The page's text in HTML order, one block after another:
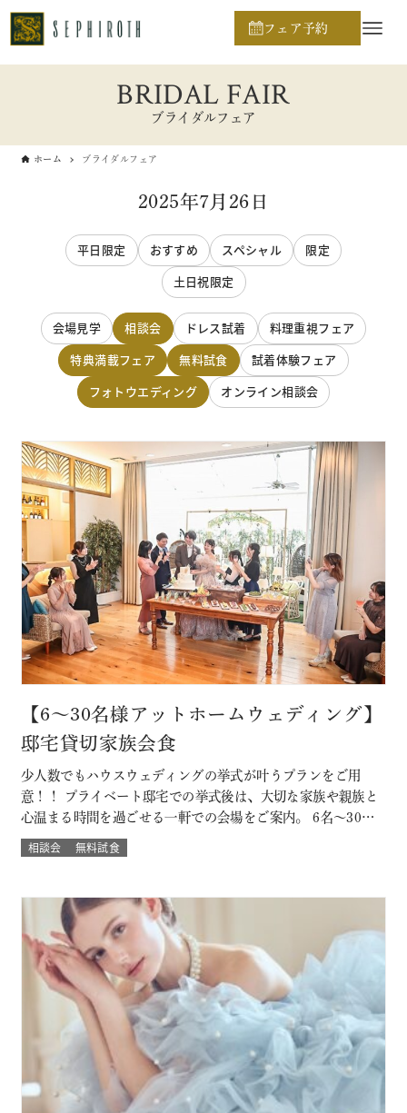
フェア予約
BRIDAL FAIR
ブライダルフェア
ホーム ブライダルフェア
2025年7月26日
平日限定 おすすめ スペシャル
限定
土日祝限定
会場見学 相談会 ドレス試着
料理重視フェア
特典満載フェア
無料試食
試着体験フェア
フォトウエディング
オンライン相談会
【6～30名様アットホームウェディング】
邸宅貸切家族会食
少人数でもハウスウェディングの挙式が叶うプランをご用
意！！ プライベート邸宅での挙式後は、大切な家族や親族と
心温まる時間を過ごせる一軒での会場をご案内。 6名～30名
様までご案内OK このフェアに含まれるコンテンツ SPECIAL
BENEFITS HPからフェア予約された方限定のご来館特典 特
内容は来…
相談会 無料試食